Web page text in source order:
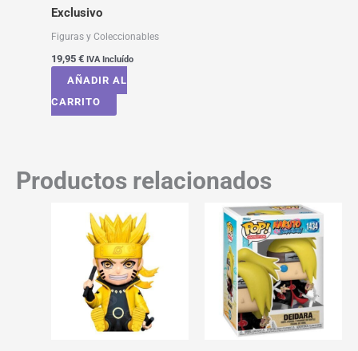
Exclusivo
Figuras y Coleccionables
19,95 € IVA Incluído
AÑADIR AL
CARRITO
Productos relacionados